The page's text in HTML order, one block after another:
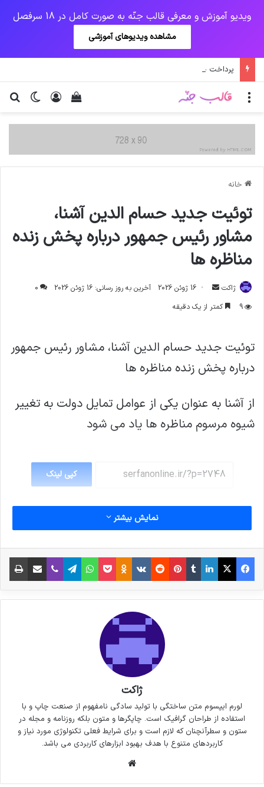
ویدیو آموزش و معرفی قالب جنّه به صورت کامل در 18 سرفصل
مشاهده ویدیوهای آموزشی
تغییر ورود
دیدن سبد خرید منو
خانه
توئیت جدید حسام الدین آشنا،
مشاور رئیس جمهور درباره پخش زنده
مناظره ها
ژاکت
ارسال
ایمیل
16 ژوئن 2026 آخرین به روز رسانی: 16 ژوئن 2026
0
9
کمتر از یک دقیقه
توئیت جدید حسام الدین آشنا، مشاور رئیس جمهور
درباره پخش زنده مناظره ها
از آشنا به عنوان یکی از عوامل تمایل دولت به تغییر
شیوه مرسوم مناظره ها یاد می شود
کپی لینک
نمایش بیشتر
فیس بوک X لینکدین
‫تامبلر‫پین‌ترست
‫رددیت‫VKontakte
‫Odnoklassniki
پاکتواتس آپ تلگراموایبر اشتراک گذاری از طریق ایمیل
ژاکت
لورم ایپسوم متن ساختگی با تولید سادگی نامفهوم از صنعت چاپ و با
استفاده از طراحان گرافیک است. چاپگرها و متون بلکه روزنامه و مجله در
ستون و سطرآنچنان که لازم است و برای شرایط فعلی تکنولوژی مورد نیاز و
کاربردهای متنوع با هدف بهبود ابزارهای کاربردی می باشد.